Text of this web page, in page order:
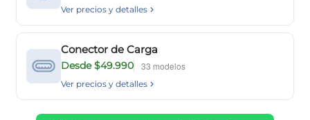
Ver precios y detalles
Conector de Carga
Desde $49.990 33 modelos
Ver precios y detalles